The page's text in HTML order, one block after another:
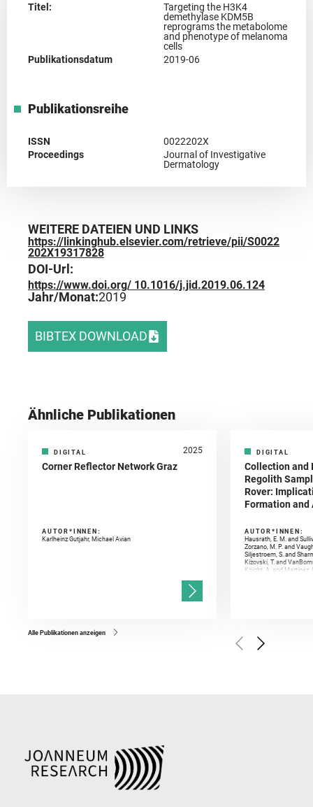
Titel:
Targeting the H3K4
demethylase KDM5B
reprograms the metabolome
and phenotype of melanoma
cells
Publikationsdatum
2019-06
Publikationsreihe
ISSN
0022202X
Proceedings
Journal of Investigative
Dermatology
WEITERE DATEIEN UND LINKS
https://linkinghub.elsevier.com/retrieve/pii/S0022
202X19317828
DOI-Url:
https://www.doi.org/ 10.1016/j.jid.2019.06.124
Jahr/Monat:2019
BIBTEX DOWNLOAD
Ähnliche Publikationen
DIGITAL 2025
Corner Reflector Network Graz
AUTOR*INNEN:
Karlheinz Gutjahr, Michael Avian
DIGITAL
Collection and
Regolith
Rover:
Formation
AUTOR*INNEN:
Hausrath, E. M. and
Zorzano, M. P. and
Siljestroem, S. and
Kizovski, T. and
Knight, A. and Martinez,
Golombek, M. and
Herkenhoff, K. and
Alle Publikationen anzeigen